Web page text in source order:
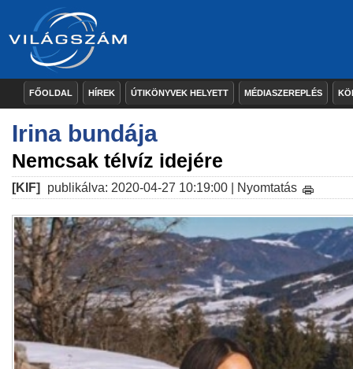
FŐOLDAL HÍREK ÚTIKÖNYVEK HELYETT MÉDIASZEREPLÉS
Irina bundája
Nemcsak télvíz idejére
[KIF] publikálva: 2020-04-27 10:19:00 | Nyomtatás